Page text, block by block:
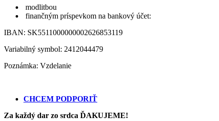
modlitbou
finančným príspevkom na bankový účet:
IBAN: SK5511000000002626853119
Variabilný symbol: 2412044479
Poznámka: Vzdelanie
CHCEM PODPORIŤ
Za každý dar zo srdca ĎAKUJEME!